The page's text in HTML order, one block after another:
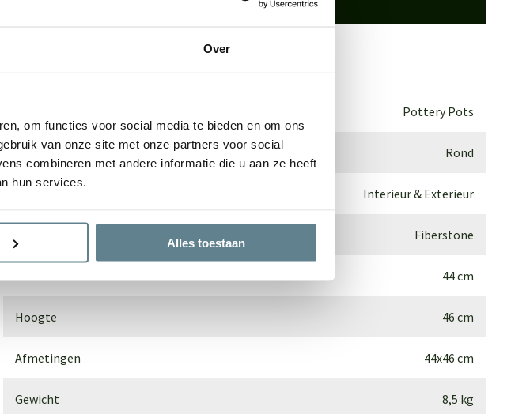
Over
om functies voor social media te bieden en om ons
van onze site met onze partners voor social
combineren met andere informatie die u aan ze heeft
hun services.
Alles toestaan
Pottery Pots
Vorm Rond
Interieur & Exterieur
Fiberstone
44 cm
Hoogte 46 cm
Afmetingen 44x46 cm
Gewicht 8,5 kg